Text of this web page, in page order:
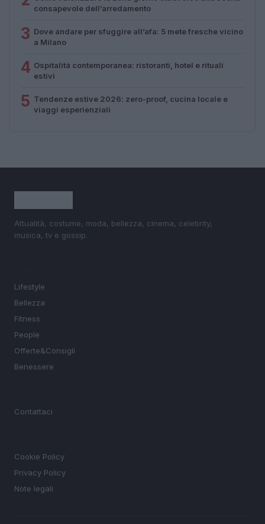
consapevole dell’arredamento
3 Dove andare per sfuggire all’afa: 5 mete fresche vicino
a Milano
4 Ospitalità contemporanea: ristoranti, hotel e rituali
estivi
5 Tendenze estive 2026: zero-proof, cucina locale e
viaggi esperienziali
Attualità, costume, moda, bellezza, cinema, celebrity,
musica, tv e gossip.
Lifestyle
Bellezza
Fitness
People
Offerte&Consigli
Benessere
Contattaci
Cookie Policy
Privacy Policy
Note legali